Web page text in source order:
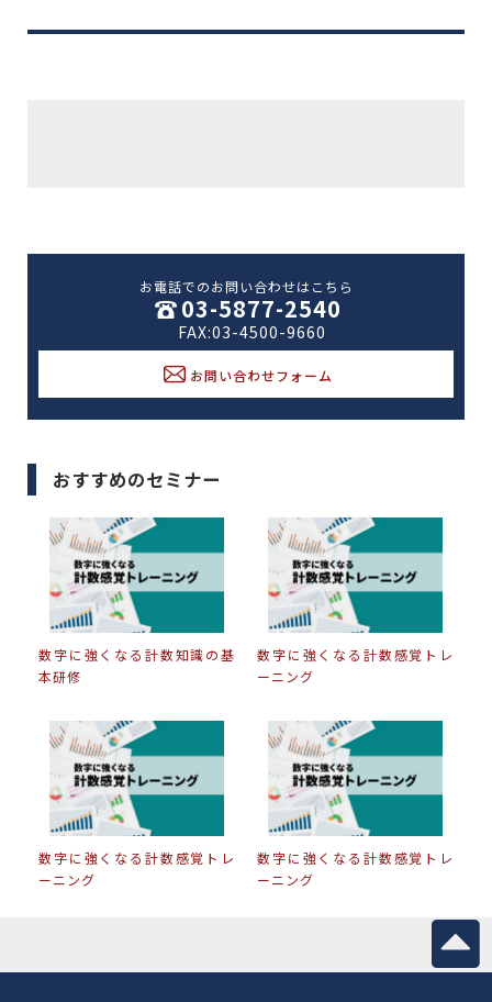
お電話でのお問い合わせはこちら
03-5877-2540
FAX:03-4500-9660
お問い合わせフォーム
おすすめのセミナー
数字に強くなる計数知識の基
本研修
数字に強くなる計数感覚トレ
ーニング
数字に強くなる計数感覚トレ
ーニング
数字に強くなる計数感覚トレ
ーニング